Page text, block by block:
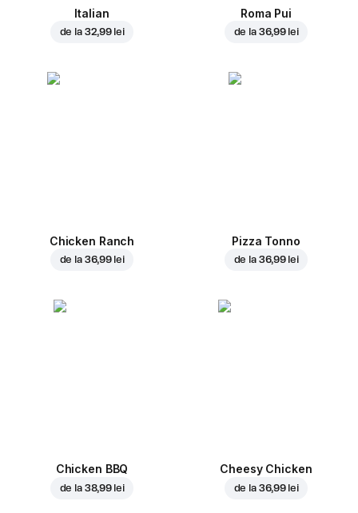
Italian
de la 32,99 lei
Roma Pui
de la 36,99 lei
Chicken Ranch
de la 36,99 lei
Pizza Tonno
de la 36,99 lei
Chicken BBQ
de la 38,99 lei
Cheesy Chicken
de la 36,99 lei